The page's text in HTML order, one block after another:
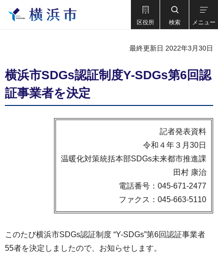
区役所 検索 メニュー
最終更新日 2022年3月30日
横浜市SDGs認証制度Y-SDGs第6回認
証事業者を決定
記者発表資料
令和４年３月30日
温暖化対策統括本部SDGs未来都市推進課
田村 康治
電話番号：045-671-2477
ファクス：045-663-5110
このたび横浜市SDGs認証制度 “Y-SDGs”第6回認証事業者
55者を決定しましたので、お知らせします。